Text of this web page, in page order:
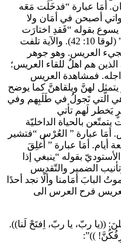
أمَا عبارة “فدخَلَت مَعَه
أصبحن في أمَان ولا
بقوله “فَقدِ اختارَت
مَريمُ النَّصيبَ الأّفضَل، ولَن يُنزَعَ مِنها ” (لوقا 10: 42). والآية تلفت
العريس. وهو جوهر
هم اهلٌ للقاء العريس؛
فمشاهدة العريس
لهنَّ ويلقاهنَّ كما يوضح
هي الَّتي تَجولُ في طَلَبِهم وفي
لَهم تأتي
إن الحكيمات يتمتّعن بالحياة الداخليّة
أمَا عبارة ” العُرْس “فتشير
أيام. أمَا عبارة ” أُغلِقَ
بقوله “ينبغي إذا
الضمير والتّقديس
البابَ أمَامنا وألّا نجد أحدًا
فرح العرس الى
((يا ربّ، يا ربّ، اِفتَحْ لَنا)).